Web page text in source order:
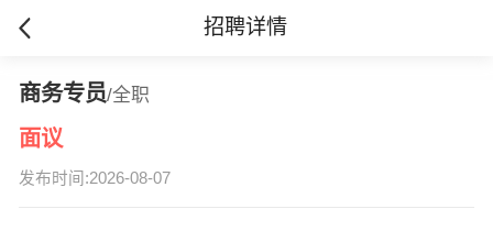
招聘详情
商务专员/全职
面议
发布时间:2026-08-07